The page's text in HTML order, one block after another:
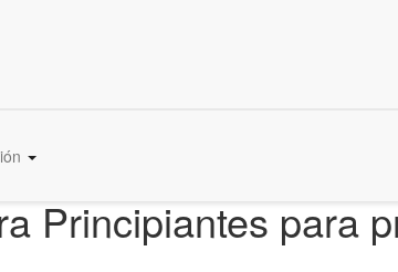
Principiantes para